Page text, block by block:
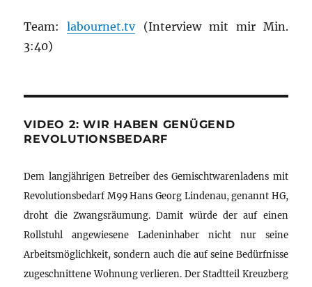
Team:labournet.tv(Interview mit mir Min.
3:40)
VIDEO 2: WIR HABEN GENÜGEND
REVOLUTIONSBEDARF
Dem langjährigen Betreiber des Gemischtwarenladens mit
Revolutionsbedarf M99 Hans Georg Lindenau, genannt HG,
droht die Zwangsräumung. Damit würde der auf einen
Rollstuhl angewiesene Ladeninhaber nicht nur seine
Arbeitsmöglichkeit, sondern auch die auf seine Bedürfnisse
zugeschnittene Wohnung verlieren. Der Stadtteil Kreuzberg